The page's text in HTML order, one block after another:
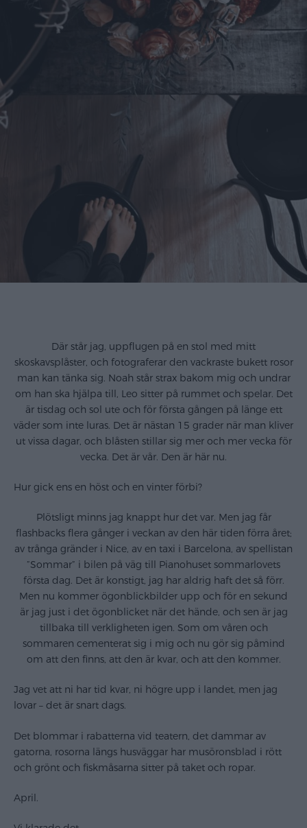
Där står jag, uppflugen på en stol med mitt
skoskavsplåster, och fotograferar den vackraste bukett rosor
man kan tänka sig. Noah står strax bakom mig och undrar
om han ska hjälpa till, Leo sitter på rummet och spelar. Det
är tisdag och sol ute och för första gången på länge ett
väder som inte luras. Det är nästan 15 grader när man kliver
ut vissa dagar, och blåsten stillar sig mer och mer vecka för
vecka. Det är vår. Den är här nu.
Hur gick ens en höst och en vinter förbi?
Plötsligt minns jag knappt hur det var. Men jag får
flashbacks flera gånger i veckan av den här tiden förra året;
av trånga gränder i Nice, av en taxi i Barcelona, av spellistan
”Sommar” i bilen på väg till Pianohuset sommarlovets
första dag. Det är konstigt, jag har aldrig haft det så förr.
Men nu kommer ögonblickbilder upp och för en sekund
är jag just i det ögonblicket när det hände, och sen är jag
tillbaka till verkligheten igen. Som om våren och
sommaren cementerat sig i mig och nu gör sig påmind
om att den finns, att den är kvar, och att den kommer.
Jag vet att ni har tid kvar, ni högre upp i landet, men jag
lovar – det är snart dags.
Det blommar i rabatterna vid teatern, det dammar av
gatorna, rosorna längs husväggar har musöronsblad i rött
och grönt och fiskmåsarna sitter på taket och ropar.
April.